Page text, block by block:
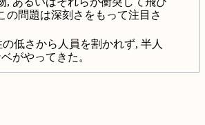
問題は深刻さをもって注目さ
低さから人員を割かれず, 半人
がやってきた。